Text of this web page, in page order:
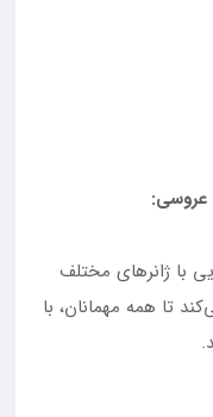
عروسی:
با ژانرهای مختلف
تا همه مهمانان، با